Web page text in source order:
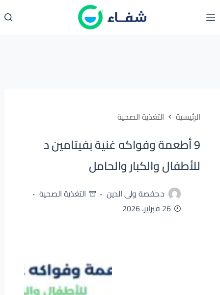
إلى
الرئيسية التغذية الصحية
9 أطعمة وفواكه غنية بفيتامين د
للأطفال والكبار والحامل
د.حفصة ولى الدين
التغذية الصحية
26 فبراير، 2026